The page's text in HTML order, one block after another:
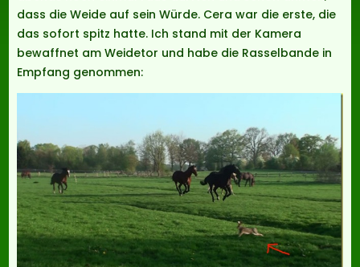
dass die Weide auf sein Würde. Cera war die erste, die
das sofort spitz hatte. Ich stand mit der Kamera
bewaffnet am Weidetor und habe die Rasselbande in
Empfang genommen: